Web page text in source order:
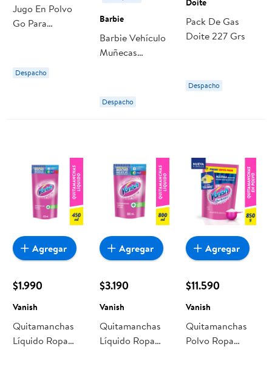
Jugo En Polvo
Go Para
Sobre 60 g Zuko
Despacho
Barbie
Barbie Vehículo
Muñecas
Deportivo 3+
Despacho
Pack De Gas
Doite 227 Grs
Despacho
$1.990
Vanish
Quitamanchas
Líquido Ropa
Agregar
$3.190
Vanish
Quitamanchas
Líquido Ropa
Agregar
$11.590
Vanish
Quitamanchas
Polvo Ropa
Agregar